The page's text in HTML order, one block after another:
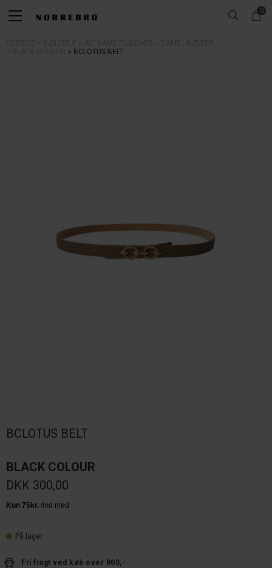
0
BCLOTUS BELT
BCLOTUS BELT
BLACK COLOUR
DKK 300,00
På lager
Fri fragt ved køb over 800,-